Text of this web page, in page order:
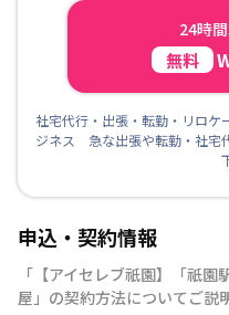
24時
無料
社宅代行・出張・転勤・リロ
ジネス 急な出張や転勤・社宅
申込・契約情報
「 【アイセレブ祇園】「祇
屋 」の契約方法についてご説